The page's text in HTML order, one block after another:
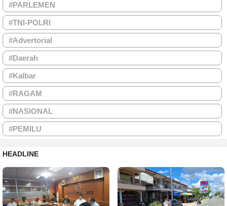
#PARLEMEN
#TNI-POLRI
#Advertorial
#Daerah
#Kalbar
#RAGAM
#NASIONAL
#PEMILU
HEADLINE